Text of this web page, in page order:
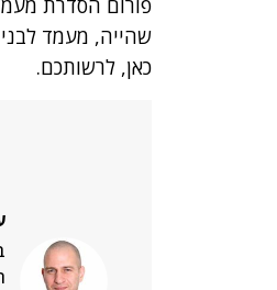
פורום הסדרת
שהייה, מעמד לבני
כאן, לרשותכם.